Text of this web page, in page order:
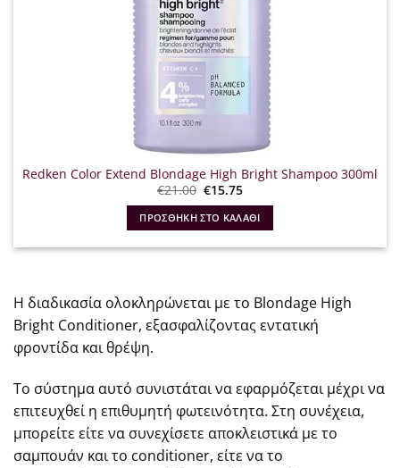
Redken Color Extend Blondage High Bright Shampoo 300ml
€21.00 Original
was:
€21.00.
€15.75Η
τιμή
είναι:
€15.75.
ΠΡΟΣΘΉΚΗ ΣΤΟ ΚΑΛΆΘΙ
Η διαδικασία ολοκληρώνεται με το Blondage High
Bright Conditioner, εξασφαλίζοντας εντατική
φροντίδα και θρέψη.
Το σύστημα αυτό συνιστάται να εφαρμόζεται μέχρι να
επιτευχθεί η επιθυμητή φωτεινότητα. Στη συνέχεια,
μπορείτε είτε να συνεχίσετε αποκλειστικά με το
σαμπουάν και το conditioner, είτε να το